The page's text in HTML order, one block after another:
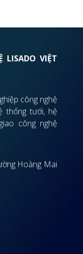
LISADO VIỆT
công nghệ
thống tưới, hệ
công nghệ
Hoàng Mai